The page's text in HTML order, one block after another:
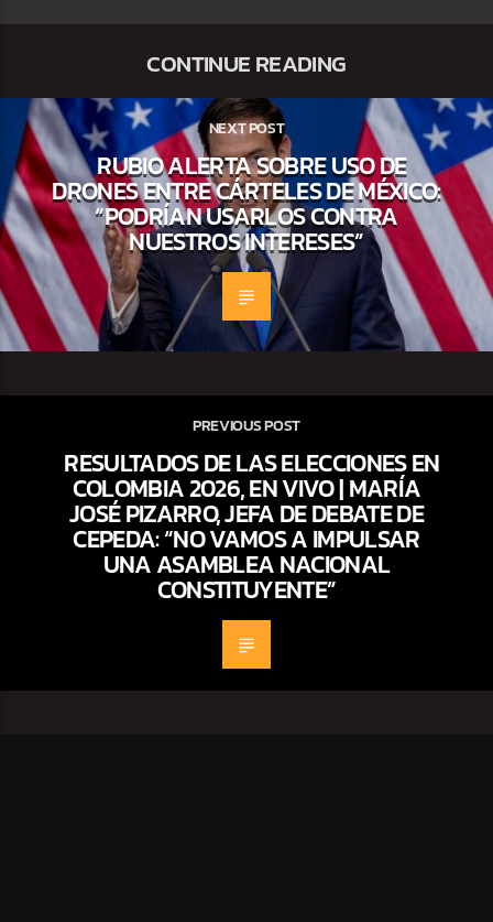
CONTINUE READING
NEXT POST
RUBIO ALERTA SOBRE USO DE
DRONES ENTRE CÁRTELES DE MÉXICO:
“PODRÍAN USARLOS CONTRA
NUESTROS INTERESES”
PREVIOUS POST
RESULTADOS DE LAS ELECCIONES EN
COLOMBIA 2026, EN VIVO | MARÍA
JOSÉ PIZARRO, JEFA DE DEBATE DE
CEPEDA: “NO VAMOS A IMPULSAR
UNA ASAMBLEA NACIONAL
CONSTITUYENTE”